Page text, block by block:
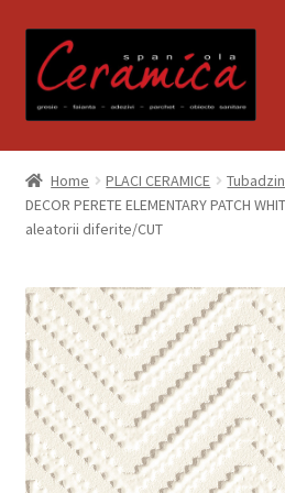
la
navigare
la
conținut
Prima pagină
Blog
Contul meu
Coș
Despre noi
Home PLACI CERAMICE Tubadzin
DECOR PERETE ELEMENTARY PATCH
aleatorii diferite/CUT